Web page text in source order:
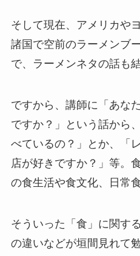
そして現在、アメリカや
諸国で空前のラーメンブ
で、ラーメンネタの話も
ですから、講師に「あな
ですか？」という話から
べているの？」とか、「
店が好きですか？」等。
の食生活や食文化、日常
そういった「食」に関す
の違いなどが垣間見れて